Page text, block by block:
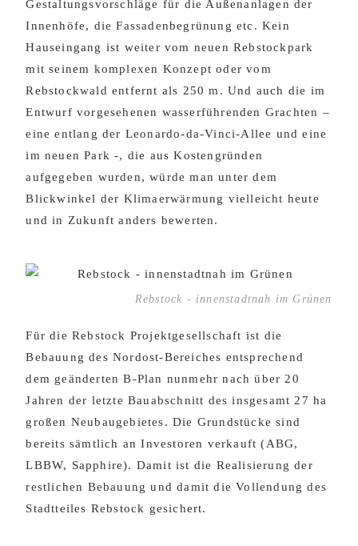
Gestaltungsvorschläge für die Außenanlagen der
Innenhöfe, die Fassadenbegrünung etc. Kein
Hauseingang ist weiter vom neuen Rebstockpark
mit seinem komplexen Konzept oder vom
Rebstockwald entfernt als 250 m. Und auch die im
Entwurf vorgesehenen wasserführenden Grachten –
eine entlang der Leonardo-da-Vinci-Allee und eine
im neuen Park -, die aus Kostengründen
aufgegeben wurden, würde man unter dem
Blickwinkel der Klimaerwärmung vielleicht heute
und in Zukunft anders bewerten.
Rebstock - innenstadtnah im Grünen
Für die Rebstock Projektgesellschaft ist die
Bebauung des Nordost-Bereiches entsprechend
dem geänderten B-Plan nunmehr nach über 20
Jahren der letzte Bauabschnitt des insgesamt 27 ha
großen Neubaugebietes. Die Grundstücke sind
bereits sämtlich an Investoren verkauft (ABG,
LBBW, Sapphire). Damit ist die Realisierung der
restlichen Bebauung und damit die Vollendung des
Stadtteiles Rebstock gesichert.